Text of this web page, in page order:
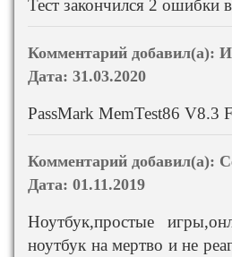
Тест закончился 2 ошибки
Комментарий добавил(а):
Дата: 31.03.2020
PassMark MemTest86 V8.3
Комментарий добавил(а):
Дата: 01.11.2019
Ноутбук,простые
ноутбук на мертво и не